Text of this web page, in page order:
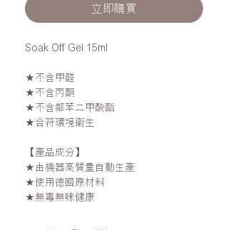
立即購買
Soak Off Gel 15ml
★不含甲醛
★不含丙酮
★不含鄰苯二甲酸酯
★合符環境衛生
【產品成分】
★由機器高質量自動生產
★使用德國原材料
★無毒無味健康